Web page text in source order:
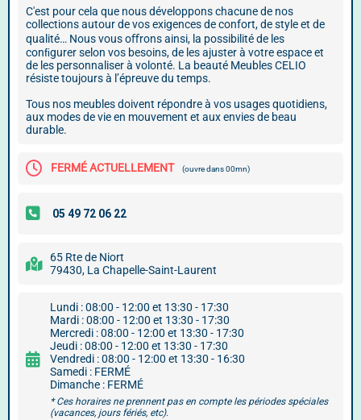
C'est pour cela que nous développons chacune de nos
collections autour de vos exigences de confort, de style et de
qualité… Nous vous oﬀrons ainsi, la possibilité de les
conﬁgurer selon vos besoins, de les ajuster à votre espace et
de les personnaliser à volonté. La beauté Meubles CELIO
résiste toujours à l’épreuve du temps.
Tous nos meubles doivent répondre à vos usages quotidiens,
aux modes de vie en mouvement et aux envies de beau
durable.
FERMÉ ACTUELLEMENT (ouvre dans 00mn)
65 Rte de Niort
79430, La Chapelle-Saint-Laurent
Lundi : 08:00 - 12:00 et 13:30 - 17:30
Mardi : 08:00 - 12:00 et 13:30 - 17:30
Mercredi : 08:00 - 12:00 et 13:30 - 17:30
Jeudi : 08:00 - 12:00 et 13:30 - 17:30
Vendredi : 08:00 - 12:00 et 13:30 - 16:30
Samedi : FERMÉ
Dimanche : FERMÉ
* Ces horaires ne prennent pas en compte les périodes spéciales
(vacances, jours fériés, etc).